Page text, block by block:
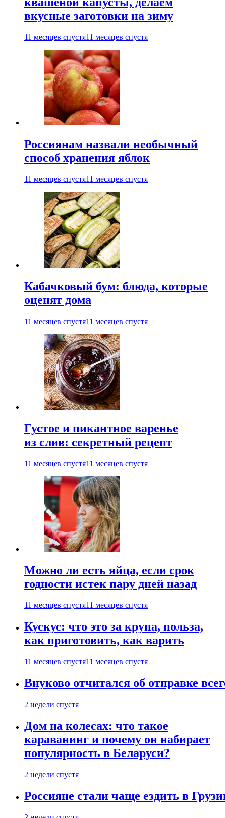
вкусные заготовки на зиму
11 месяцев спустя11 месяцев спустя
Россиянам назвали необычный
способ хранения яблок
11 месяцев спустя11 месяцев спустя
Кабачковый бум: блюда, которые
оценят дома
11 месяцев спустя11 месяцев спустя
Густое и пикантное варенье
из слив: секретный рецепт
11 месяцев спустя11 месяцев спустя
Можно ли есть яйца, если срок
годности истек пару дней назад
11 месяцев спустя11 месяцев спустя
Кускус: что это за крупа, польза,
как приготовить, как варить
11 месяцев спустя11 месяцев спустя
Внуково отчитался об отправке
2 недели спустя
Дом на колесах: что такое
караванинг и почему он набирает
популярность в Беларуси?
2 недели спустя
Россияне стали чаще ездить в